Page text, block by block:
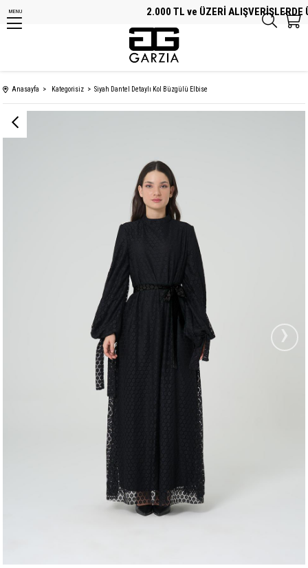
2.000 TL ve ÜZERİ ALIŞVERİŞLERDE
MENU
Anasayfa Kategorisiz Siyah Dantel Detaylı Kol Büzgülü Elbise
›